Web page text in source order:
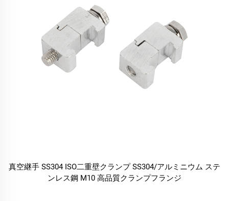
真空継手 SS304 ISO二重壁クランプ SS304/アルミニウム ステ
ンレス鋼 M10 高品質クランプフランジ